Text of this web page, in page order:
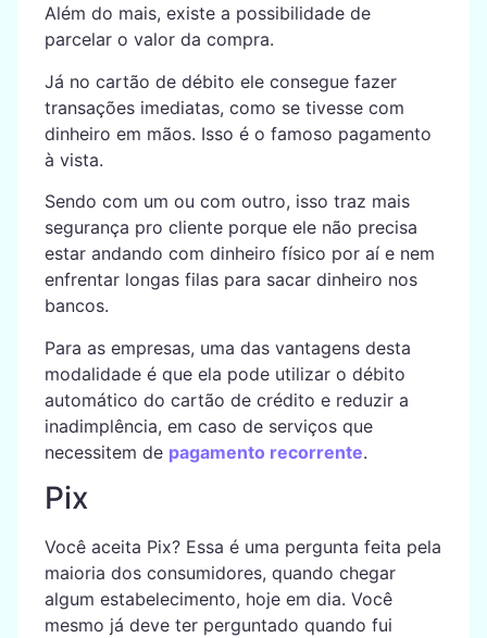
Além do mais, existe a possibilidade de
parcelar o valor da compra.
Já no cartão de débito ele consegue fazer
transações imediatas, como se tivesse com
dinheiro em mãos. Isso é o famoso pagamento
à vista.
Sendo com um ou com outro, isso traz mais
segurança pro cliente porque ele não precisa
estar andando com dinheiro físico por aí e nem
enfrentar longas filas para sacar dinheiro nos
bancos.
Para as empresas, uma das vantagens desta
modalidade é que ela pode utilizar o débito
automático do cartão de crédito e reduzir a
inadimplência, em caso de serviços que
necessitem de pagamento recorrente.
Pix
Você aceita Pix? Essa é uma pergunta feita pela
maioria dos consumidores, quando chegar
algum estabelecimento, hoje em dia. Você
mesmo já deve ter perguntado quando fui